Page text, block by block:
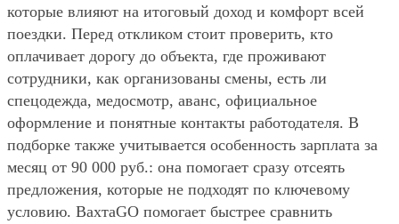
которые влияют на итоговый доход и комфорт всей
поездки. Перед откликом стоит проверить, кто
оплачивает дорогу до объекта, где проживают
сотрудники, как организованы смены, есть ли
спецодежда, медосмотр, аванс, официальное
оформление и понятные контакты работодателя. В
подборке также учитывается особенность зарплата за
месяц от 90 000 руб.: она помогает сразу отсеять
предложения, которые не подходят по ключевому
условию. ВахтаGO помогает быстрее сравнить